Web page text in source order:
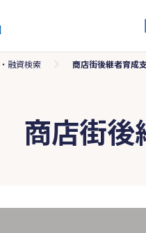
融資検索 商店街後継者育成
商店街